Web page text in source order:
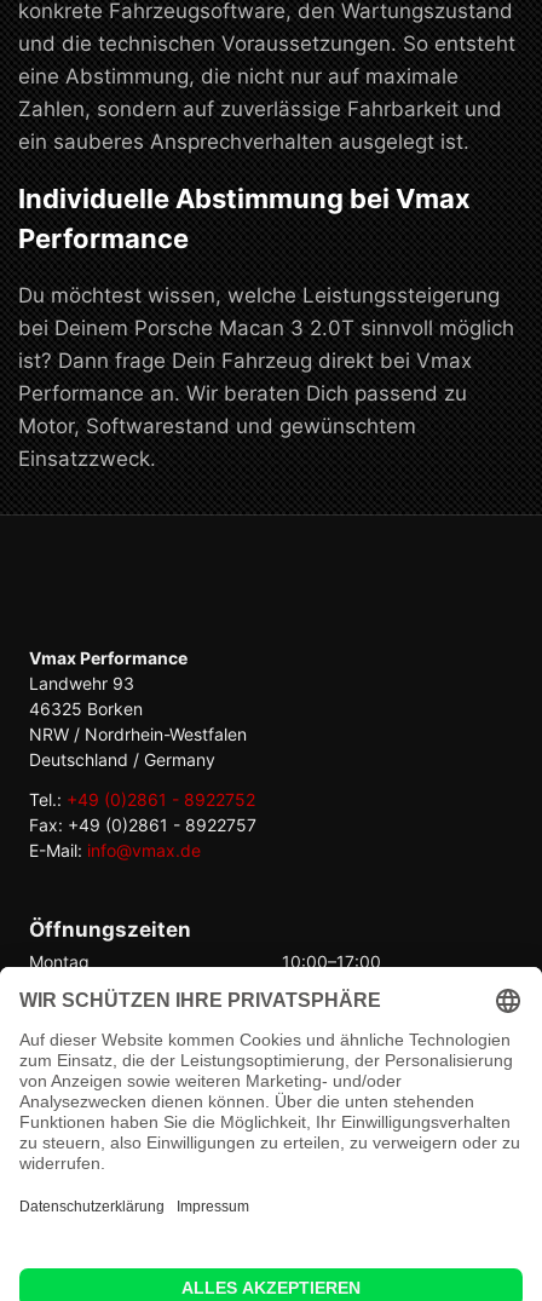
konkrete Fahrzeugsoftware, den Wartungszustand
und die technischen Voraussetzungen. So entsteht
eine Abstimmung, die nicht nur auf maximale
Zahlen, sondern auf zuverlässige Fahrbarkeit und
ein sauberes Ansprechverhalten ausgelegt ist.
Individuelle Abstimmung bei Vmax
Performance
Du möchtest wissen, welche Leistungssteigerung
bei Deinem Porsche Macan 3 2.0T sinnvoll möglich
ist? Dann frage Dein Fahrzeug direkt bei Vmax
Performance an. Wir beraten Dich passend zu
Motor, Softwarestand und gewünschtem
Einsatzzweck.
Vmax Performance
Landwehr 93
46325 Borken
NRW / Nordrhein-Westfalen
Deutschland / Germany
Tel.: +49 (0)2861 - 8922752
Fax: +49 (0)2861 - 8922757
E-Mail: info@vmax.de
Öffnungszeiten
Montag
10:00–17:00
Dienstag
10:00–17:00
Donnerstag
10:00–17:00
Freitag
10:00–17:00
Samstag
Geschlossen
Sonntag
Geschlossen
© 2026 Vmax Performance